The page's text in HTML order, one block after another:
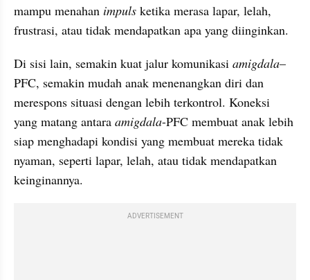
mampu menahan impuls ketika merasa lapar, lelah,
frustrasi, atau tidak mendapatkan apa yang diinginkan.
Di sisi lain, semakin kuat jalur komunikasi amigdala–
PFC, semakin mudah anak menenangkan diri dan
merespons situasi dengan lebih terkontrol. Koneksi
yang matang antara amigdala-PFC membuat anak lebih
siap menghadapi kondisi yang membuat mereka tidak
nyaman, seperti lapar, lelah, atau tidak mendapatkan
keinginannya.
ADVERTISEMENT